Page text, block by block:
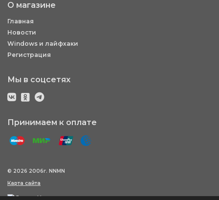
О магазине
Главная
Новости
Windows и лайфхаки
Регистрация
Мы в соцсетях
Принимаем к оплате
© 2026 2006г. NNMN
Карта сайта